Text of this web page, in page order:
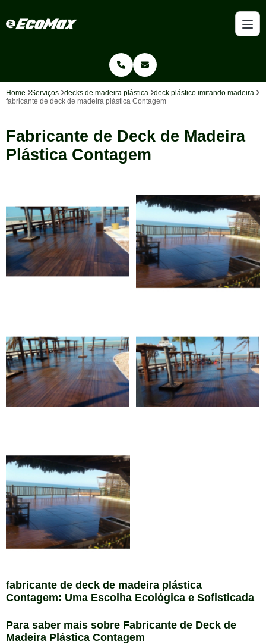
Home Serviços decks de madeira plástica
deck plástico imitando madeira
fabricante de deck de madeira plástica Contagem
Fabricante de Deck de Madeira
Plástica Contagem
fabricante de deck de madeira plástica
Contagem: Uma Escolha Ecológica e Sofisticada
Para saber mais sobre Fabricante de Deck de
Madeira Plástica Contagem